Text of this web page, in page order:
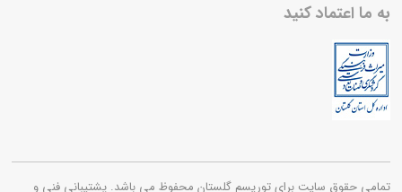
به ما اعتماد کنید
تمامی حقوق سایت برای توریسم گلستان محفوظ می باشد. پشتیبانی فنی و